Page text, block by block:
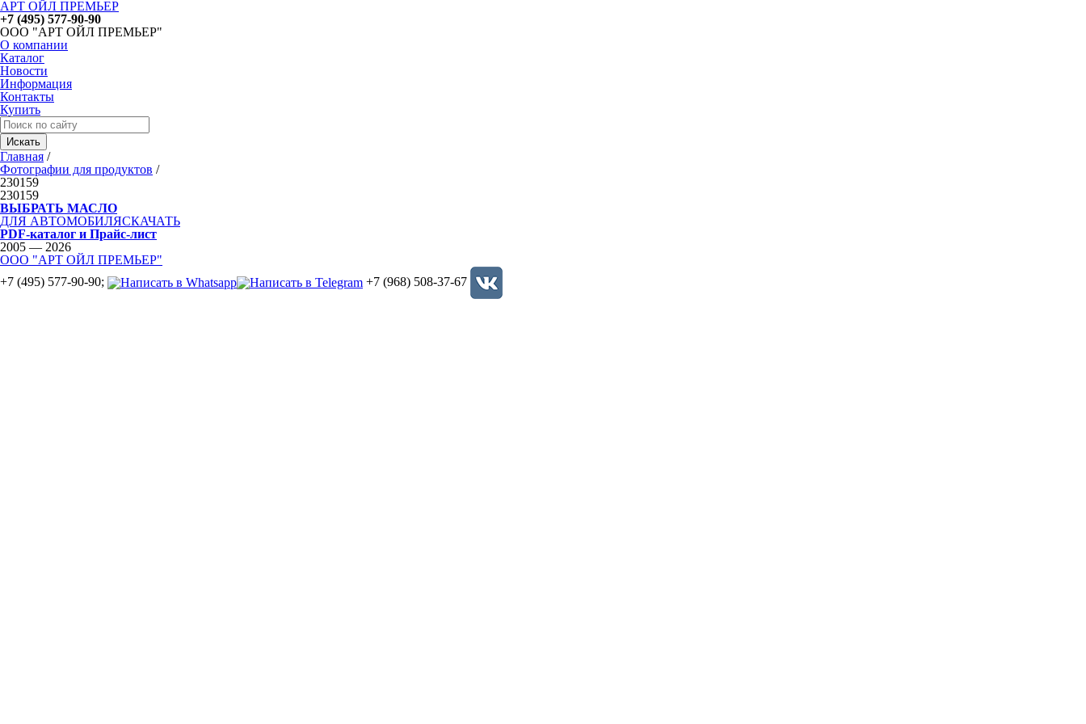
АРТ ОЙЛ ПРЕМЬЕР
+7 (495) 577-90-90
ООО "АРТ ОЙЛ ПРЕМЬЕР"
О компании
Каталог
Новости
Информация
Контакты
Купить
Главная /
Фотографии для продуктов /
230159
230159
ВЫБРАТЬ МАСЛО
ДЛЯ АВТОМОБИЛЯСКАЧАТЬ
PDF-каталог и Прайс-лист
2005 — 2026
ООО "АРТ ОЙЛ ПРЕМЬЕР"
+7 (495) 577-90-90;
+7 (968) 508-37-67